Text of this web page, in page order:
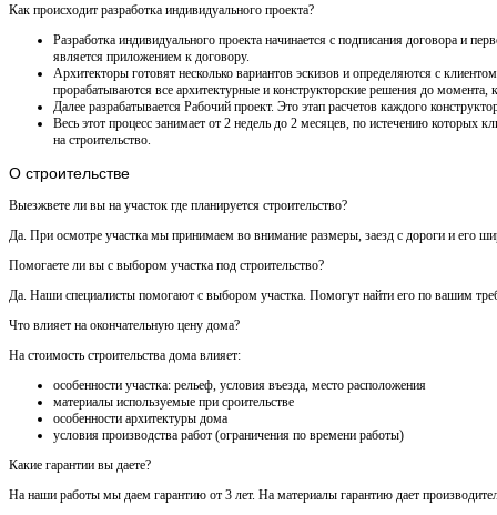
Как происходит разработка индивидуального проекта?
Разработка индивидуального проекта начинается с подписания договора и
является приложением к договору.
Архитекторы готовят несколько вариантов эскизов и определяются с
прорабатываются все архитектурные и конструкторские решения до момента,
Далее разрабатывается Рабочий проект. Это этап расчетов каждого
Весь этот процесс занимает от 2 недель до 2 месяцев, по истечению
на строительство.
О строительстве
Выезжвете ли вы на участок где планируется строительство?
Да. При осмотре участка мы принимаем во внимание размеры, заезд с дороги и его
Помогаете ли вы с выбором участка под строительство?
Да. Наши специалисты помогают с выбором участка. Помогут найти его по вашим
Что влияет на окончательную цену дома?
На стоимость строительства дома влияет:
особенности участка: рельеф, условия въезда, место расположения
материалы используемые при сроительстве
особенности архитектуры дома
условия производства работ (ограничения по времени работы)
Какие гарантии вы даете?
На наши работы мы даем гарантию от 3 лет. На материалы гарантию дает